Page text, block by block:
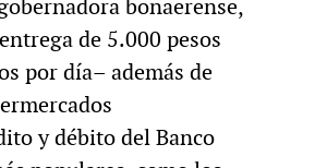
bonaerense,
de 5.000 pesos
por día– además de
y débito del Banco